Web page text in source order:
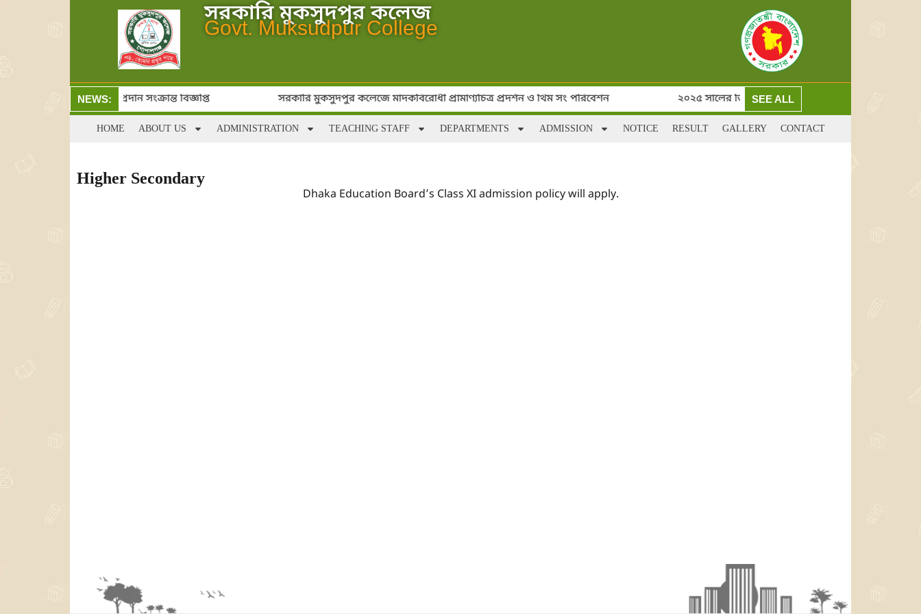
সরকারি মুকসুদপুর কলেজ
Govt. Muksudpur College
NEWS:
শ্রেণিতে ভর্তি ও ফি জমা প্রদান সংক্রান্ত বিজ্ঞপ্তি সরকারি মুকসুদপুর কলেজে মাদকবিরোধী প্রামাণ্যচিত্র প্রদর্শন ও থিম সং পরিবেশন ২০২৫ সালের ডিগ্রী(পাস) ও সার্টিফিকেট কোর্স ২য় বর্ষের ১ম
SEE ALL
HOME ABOUT US ADMINISTRATION TEACHING STAFF DEPARTMENTS ADMISSION NOTICE RESULT GALLERY CONTACT
Higher Secondary
Dhaka Education Board’s Class XI admission policy will apply.